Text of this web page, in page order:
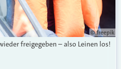
© freepik
freigegeben – also Leinen los!